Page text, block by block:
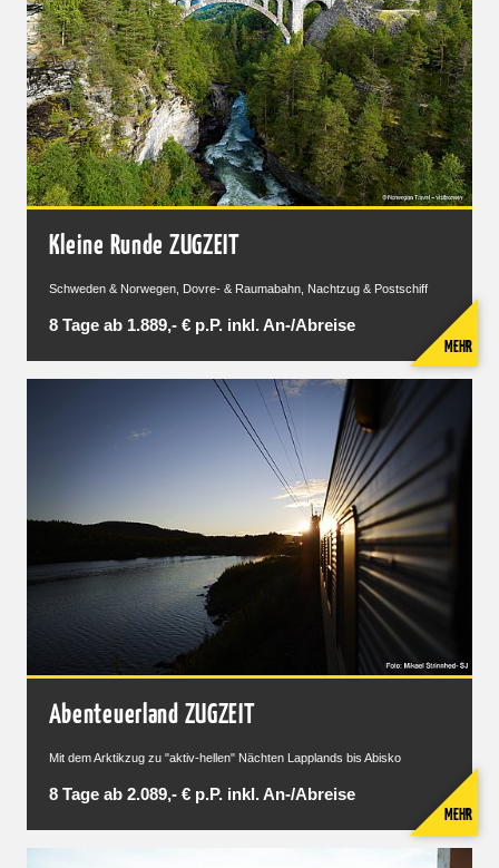
Kleine Runde ZUGZEIT
Schweden & Norwegen, Dovre- & Raumabahn, Nachtzug & Postschiff
8 Tage ab 1.889,- € p.P. inkl. An-/Abreise
MEHR
Abenteuerland ZUGZEIT
Mit dem Arktikzug zu "aktiv-hellen" Nächten Lapplands bis Abisko
8 Tage ab 2.089,- € p.P. inkl. An-/Abreise
MEHR